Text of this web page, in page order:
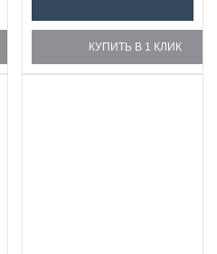
КУПИТЬ В 1 КЛИК